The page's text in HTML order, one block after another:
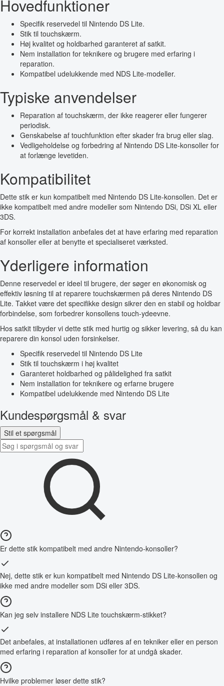
Hovedfunktioner
Specifik reservedel til Nintendo DS Lite.
Stik til touchskærm.
Høj kvalitet og holdbarhed garanteret af satkit.
Nem installation for teknikere og brugere med erfaring i
reparation.
Kompatibel udelukkende med NDS Lite-modeller.
Typiske anvendelser
Reparation af touchskærm, der ikke reagerer eller fungerer
periodisk.
Genskabelse af touchfunktion efter skader fra brug eller slag.
Vedligeholdelse og forbedring af Nintendo DS Lite-konsoller for
at forlænge levetiden.
Kompatibilitet
Dette stik er kun kompatibelt med Nintendo DS Lite-konsollen. Det er
ikke kompatibelt med andre modeller som Nintendo DSi, DSi XL eller
3DS.
For korrekt installation anbefales det at have erfaring med reparation
af konsoller eller at benytte et specialiseret værksted.
Yderligere information
Denne reservedel er ideel til brugere, der søger en økonomisk og
effektiv løsning til at reparere touchskærmen på deres Nintendo DS
Lite. Takket være det specifikke design sikrer den en stabil og holdbar
forbindelse, som forbedrer konsollens touch-ydeevne.
Hos satkit tilbyder vi dette stik med hurtig og sikker levering, så du kan
reparere din konsol uden forsinkelser.
Specifik reservedel til Nintendo DS Lite
Stik til touchskærm i høj kvalitet
Garanteret holdbarhed og pålidelighed fra satkit
Nem installation for teknikere og erfarne brugere
Kompatibel udelukkende med Nintendo DS Lite
Kundespørgsmål & svar
Stil et spørgsmål
Er dette stik kompatibelt med andre Nintendo-konsoller?
Nej, dette stik er kun kompatibelt med Nintendo DS Lite-konsollen og
ikke med andre modeller som DSi eller 3DS.
Kan jeg selv installere NDS Lite touchskærm-stikket?
Det anbefales, at installationen udføres af en tekniker eller en person
med erfaring i reparation af konsoller for at undgå skader.
Hvilke problemer løser dette stik?